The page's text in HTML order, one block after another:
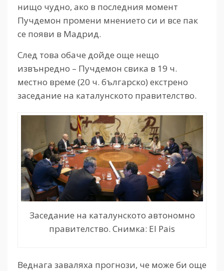
нищо чудно, ако в последния момент
Пучдемон промени мнението си и все пак
се появи в Мадрид.
След това обаче дойде още нещо
извънредно – Пучдемон свика в 19 ч.
местно време (20 ч. българско) екстрено
заседание на каталунското правителство.
Заседание на каталунското автономно
правителство. Снимка: El Pais
Веднага заваляха прогнози, че може би още